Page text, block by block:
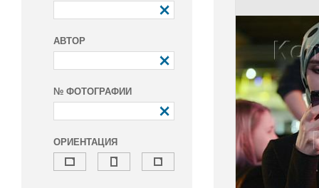
АВТОР
№ ФОТОГРАФИИ
ОРИЕНТАЦИЯ